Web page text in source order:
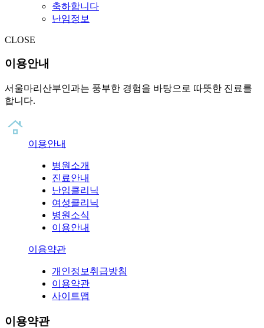
축하합니다
난임정보
CLOSE
이용안내
서울마리산부인과는 풍부한 경험을 바탕으로 따뜻한 진료를
합니다.
이용안내
병원소개
진료안내
난임클리닉
여성클리닉
병원소식
이용안내
이용약관
개인정보취급방침
이용약관
사이트맵
이용약관